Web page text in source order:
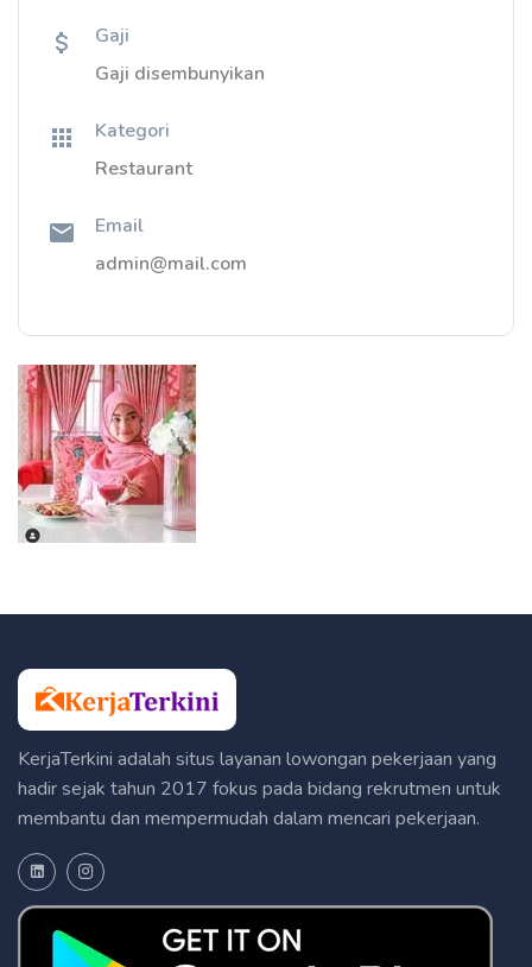
Gaji
Gaji disembunyikan
Kategori
Restaurant
Email
admin@mail.com
KerjaTerkini adalah situs layanan lowongan pekerjaan yang
hadir sejak tahun 2017 fokus pada bidang rekrutmen untuk
membantu dan mempermudah dalam mencari pekerjaan.